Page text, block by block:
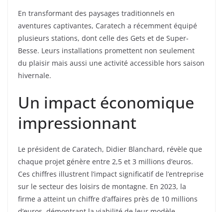
En transformant des paysages traditionnels en
aventures captivantes, Caratech a récemment équipé
plusieurs stations, dont celle des Gets et de Super-
Besse. Leurs installations promettent non seulement
du plaisir mais aussi une activité accessible hors saison
hivernale.
Un impact économique
impressionnant
Le président de Caratech, Didier Blanchard, révèle que
chaque projet génère entre 2,5 et 3 millions d’euros.
Ces chiffres illustrent l’impact significatif de l’entreprise
sur le secteur des loisirs de montagne. En 2023, la
firme a atteint un chiffre d’affaires près de 10 millions